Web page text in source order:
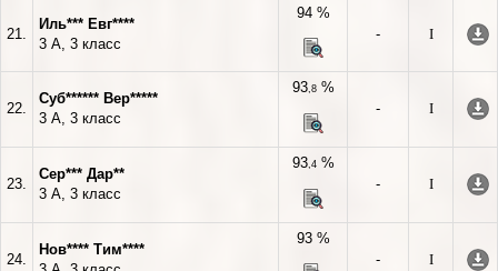
21.
Иль*** Евг****
3 А, 3 класс
94 %
-
I
22.
Суб****** Вер*****
3 А, 3 класс
93,8%
-
I
23.
Сер*** Дар**
3 А, 3 класс
93,4%
-
I
24.
Нов**** Тим****
93 %
-
I